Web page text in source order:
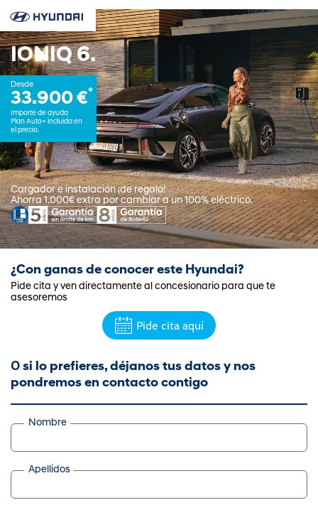
IONIQ 6.
Desde
33.900 €*
Importe de ayuda
Plan Auto+ incluida en
el precio.
Cargador e instalación ¡de regalo!
Ahorra 1.000€ extra por cambiar a un 100% eléctrico.
¿Con ganas de conocer este Hyundai?
Pide cita y ven directamente al concesionario para que te
asesoremos
Pide cita aquí
O si lo prefieres, déjanos tus datos y nos
pondremos en contacto contigo
Nombre
Apellidos